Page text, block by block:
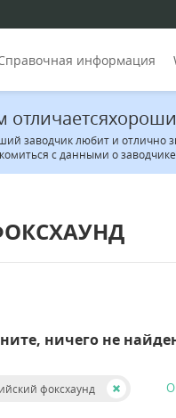
информация
заводчик любит и отлично
с данными о
ничего не
фоксхаунд